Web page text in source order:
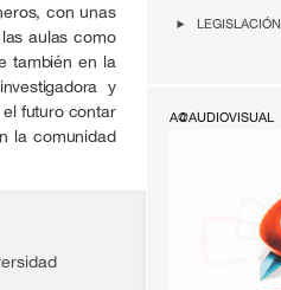
LEGISLACIÓN
A@AUDIOVISUAL
con unas
aulas como
también en la
y
futuro contar
la comunidad